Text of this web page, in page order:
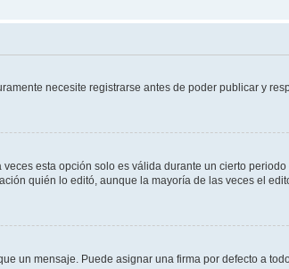
necesite registrarse antes de poder publicar y
veces esta opción solo es válida durante un cierto
quién lo editó, aunque la mayoría de las veces el
un mensaje. Puede asignar una firma por defecto a